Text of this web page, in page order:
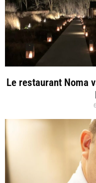
Le restaurant Noma